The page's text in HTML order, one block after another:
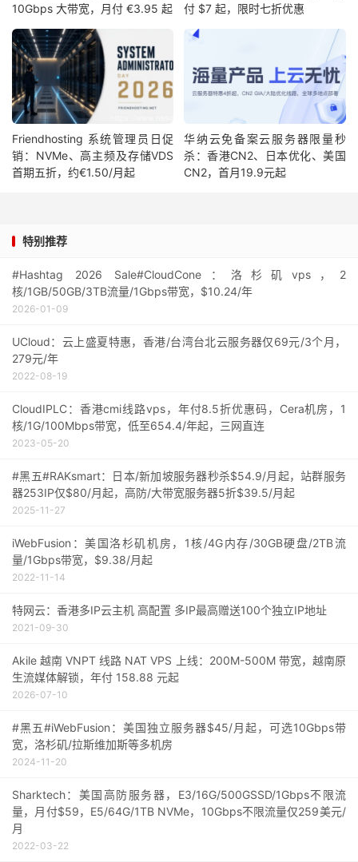
10Gbps 大带宽，月付 €3.95 起
付 $7 起，限时七折优惠
Friendhosting 系统管理员日促
销：NVMe、高主频及存储VDS
首期五折，约€1.50/月起
华纳云免备案云服务器限量秒
杀：香港CN2、日本优化、美国
CN2，首月19.9元起
特别推荐
#Hashtag 2026 Sale#CloudCone：洛杉矶vps，2
核/1GB/50GB/3TB流量/1Gbps带宽，$10.24/年
2026-01-09
UCloud：云上盛夏特惠，香港/台湾台北云服务器仅69元/3个月，
279元/年
2022-08-19
CloudIPLC：香港cmi线路vps，年付8.5折优惠码，Cera机房，1
核/1G/100Mbps带宽，低至654.4/年起，三网直连
2023-05-20
#黑五#RAKsmart：日本/新加坡服务器秒杀$54.9/月起，站群服务
器253IP仅$80/月起，高防/大带宽服务器5折$39.5/月起
2025-11-27
iWebFusion：美国洛杉矶机房，1核/4G内存/30GB硬盘/2TB流
量/1Gbps带宽，$9.38/月起
2022-11-14
特网云：香港多IP云主机 高配置 多IP最高赠送100个独立IP地址
2021-09-30
Akile 越南 VNPT 线路 NAT VPS 上线：200M-500M 带宽，越南原
生流媒体解锁，年付 158.88 元起
2026-07-10
#黑五#iWebFusion：美国独立服务器$45/月起，可选10Gbps带
宽，洛杉矶/拉斯维加斯等多机房
2024-11-20
Sharktech：美国高防服务器，E3/16G/500GSSD/1Gbps不限流
量，月付$59，E5/64G/1TB NVMe，10Gbps不限流量仅259美元/
月
2022-03-22